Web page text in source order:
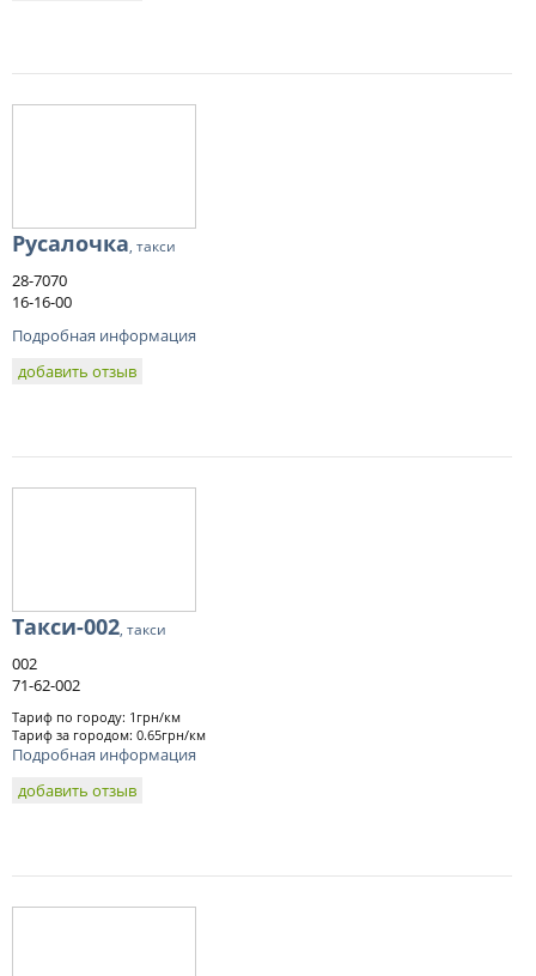
Русалочка, такси
28-7070
16-16-00
Подробная информация
добавить отзыв
Такси-002, такси
002
71-62-002
Тариф по городу: 1грн/км
Тариф за городом: 0.65грн/км
Подробная информация
добавить отзыв